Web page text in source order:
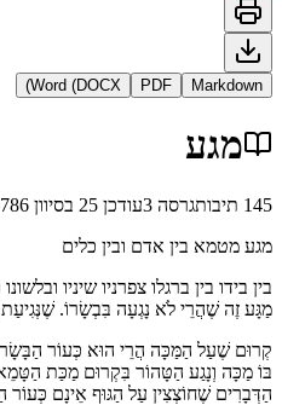
Markdown
PDF
Word (DOCX)
מגע
145 תיבותגרסה 3עודכן 25 בסיוון 5786
מגע מטמא בין אדם ובין כלים
בין בידו בין ברגלו צפרניו שיניו
מַגָּע זֶה שֶׁהֲרֵי לֹא נָגְעָה בִּבְשָׂרוֹ. שֶׁנְּגִיעַת
קְרוּם שֶׁעַל הַמַּכָּה הֲרֵי הוּא כְּעוֹר
בּוֹ מַכָּה וְנָגַע הַטָּהוֹר בִּקְרוּם מַכַּת
הַדְּבָרִים שֶׁחוֹצְצִין עַל הַגּוּף אֵינָם